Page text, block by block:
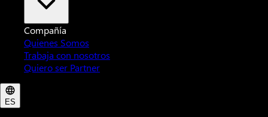
Compañía
Quienes Somos
Trabaja con nosotros
Quiero ser Partner
ES